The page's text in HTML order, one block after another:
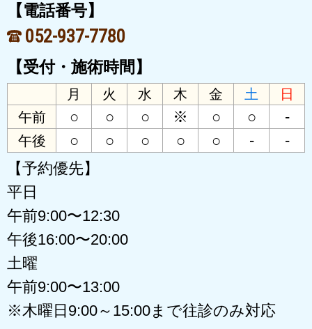
【電話番号】
052-937-7780
【受付・施術時間】
月 火 水 木 金 土
日
午前
○ ○ ○ ※ ○ ○ -
午後 ○ ○ ○ ○ ○ -
-
【予約優先】
平日
午前9:00〜12:30
午後16:00〜20:00
土曜
午前9:00〜13:00
※木曜日9:00～15:00まで往診のみ対応